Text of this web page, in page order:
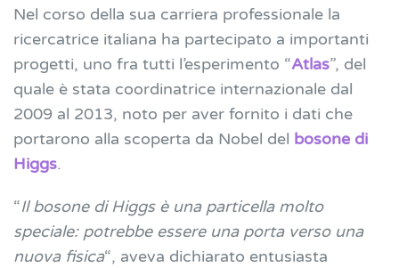
Nel corso della sua carriera professionale la
ricercatrice italiana ha partecipato a importanti
progetti, uno fra tutti l’esperimento “Atlas”, del
quale è stata coordinatrice internazionale dal
2009 al 2013, noto per aver fornito i dati che
portarono alla scoperta da Nobel del bosone di
Higgs.
“Il bosone di Higgs è una particella molto
speciale: potrebbe essere una porta verso una
nuova fisica“, aveva dichiarato entusiasta